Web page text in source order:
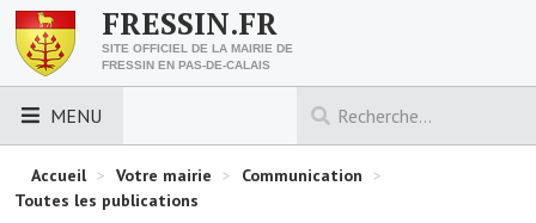
FRESSIN.FR
SITE OFFICIEL DE LA MAIRIE DE
FRESSIN EN PAS-DE-CALAIS
MENU
LES ESSENTIELS
Accueil > Votre mairie > Communication >
Toutes les publications